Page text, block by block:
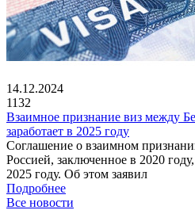
14.12.2024
1132
Взаимное признание виз между
заработает в 2025 году
Соглашение о взаимном
Россией, заключенное в 2020
2025 году. Об этом заявил
Подробнее
Все новости